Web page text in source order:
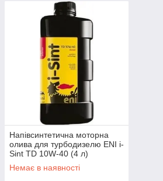
Напівсинтетична моторна
олива для турбодизелю ENI i-
Sint TD 10W-40 (4 л)
Немає в наявності